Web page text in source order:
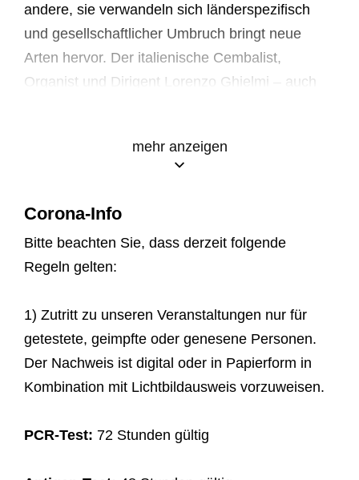
andere, sie verwandeln sich länderspezifisch
und gesellschaftlicher Umbruch bringt neue
Arten hervor. Der italienische Cembalist,
Organist und Dirigent Lorenzo Ghielmi – auch
des Tirolers Herbert Kuen einen Einblick in die
22 Jahren, mittlerweile sind es über 40. Neben
italienischen und niederländischen
und deutsche nach.
Italien und Flandern waren im 16. und 17.
Konstruktionshäusern gehörte in Antwerpen die
mehr anzeigen
Corona-Info
Bitte beachten Sie, dass derzeit folgende
Regeln gelten:
1) Zutritt zu unseren Veranstaltungen nur für
getestete, geimpfte oder genesene Personen.
Der Nachweis ist digital oder in Papierform in
Kombination mit Lichtbildausweis vorzuweisen.
PCR-Test: 72 Stunden gültig